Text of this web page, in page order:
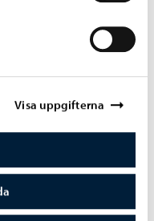
Visa uppgifterna
i
fjärrvärmenätets